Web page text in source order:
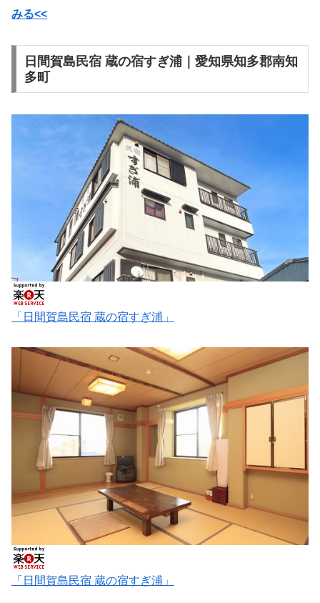
みる<<
日間賀島民宿 蔵の宿すぎ浦｜愛知県知多郡南知
多町
「日間賀島民宿 蔵の宿すぎ浦」
「日間賀島民宿 蔵の宿すぎ浦」